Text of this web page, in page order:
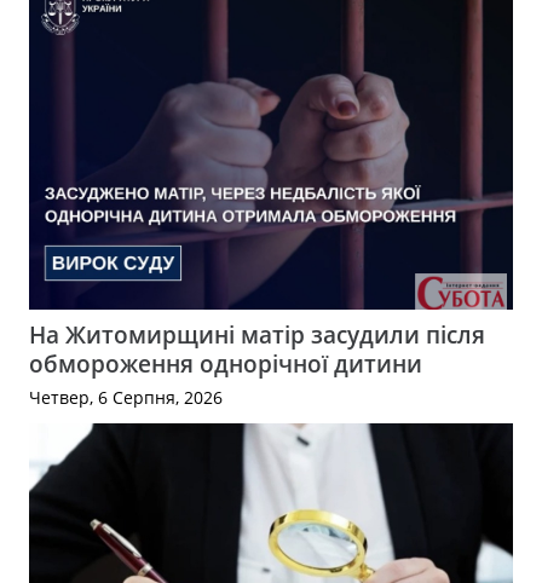
На Житомирщині матір засудили після
обмороження однорічної дитини
Четвер, 6 Серпня, 2026